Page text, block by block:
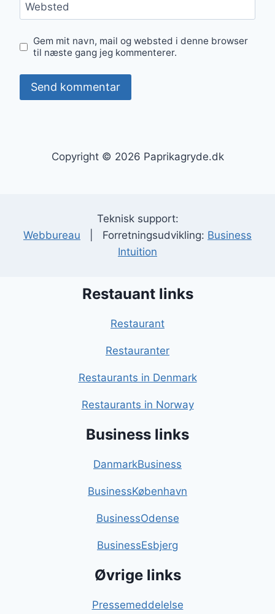
Websted
Gem mit navn, mail og websted i denne browser
til næste gang jeg kommenterer.
Copyright © 2026 Paprikagryde.dk
Teknisk support:
Webbureau | Forretningsudvikling: Business
Intuition
Restauant links
Restaurant
Restauranter
Restaurants in Denmark
Restaurants in Norway
Business links
DanmarkBusiness
BusinessKøbenhavn
BusinessOdense
BusinessEsbjerg
Øvrige links
Pressemeddelelse